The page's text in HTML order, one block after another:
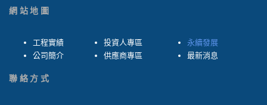
網站地圖
工程實績
公司簡介
投資人專區
供應商專區
永續發展
最新消息
聯絡方式